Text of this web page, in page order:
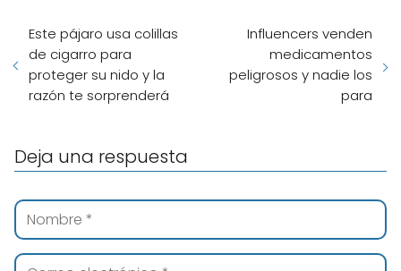
Este pájaro usa colillas
de cigarro para
proteger su nido y la
razón te sorprenderá
Influencers venden
medicamentos
peligrosos y nadie los
para
Deja una respuesta